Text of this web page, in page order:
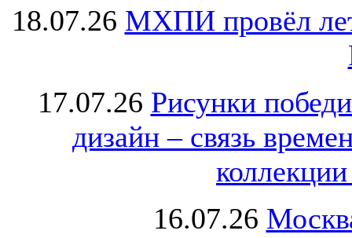
18.07.26 МХПИ провёл
17.07.26 Рисунки
дизайн – связь
16.07.26